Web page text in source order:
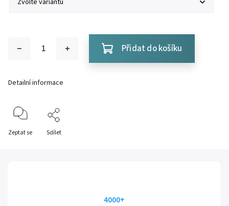
Přidat do košíku
Detailní informace
Zeptat se Sdílet
4000+